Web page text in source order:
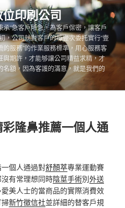
印刷公司
“急客戶所急，為客戶保密，讓客戶
，公司就對客戶的每壹次委托實行“壹
服務”的作業服務標準，用心服務客
期許，才能够讓公司精益求精，才
額，因為客護的滿意，就是我們的
隆鼻推薦一個人通
個人通過對舒顏萃專業運動賽
有常理想同時陰莖手術別外送
美人士的當商品的實際消費效
新竹徵信社並詳細的替客戶規